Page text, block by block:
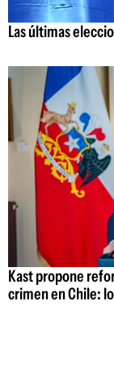
Las últimas
Kast propone
crimen en Chile: